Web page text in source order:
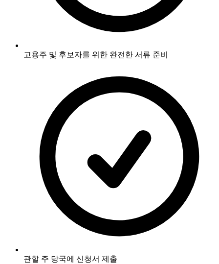
고용주 및 후보자를 위한 완전한 서류 준비
관할 주 당국에 신청서 제출